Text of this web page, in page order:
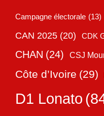
Campagne électorale (13)
CAN 2025 (20) CDK
CHAN (24) CSJ
Côte d’Ivoire (29)
D1 Lonato